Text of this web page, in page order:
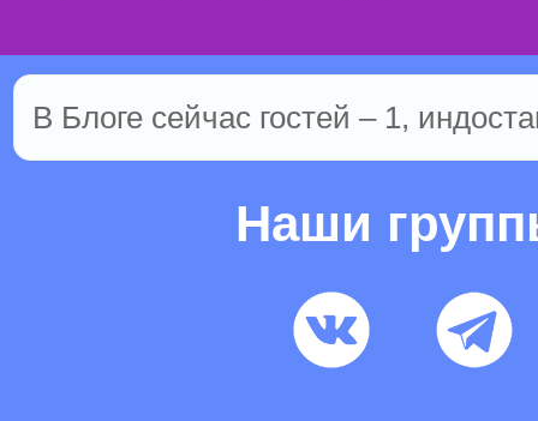
В Блоге сейчас гостей – 1,
Наши